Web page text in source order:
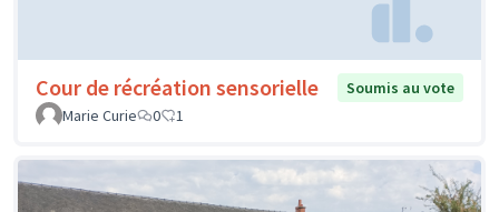
Cour de récréation sensorielle
Soumis au vote
Marie Curie
0 1